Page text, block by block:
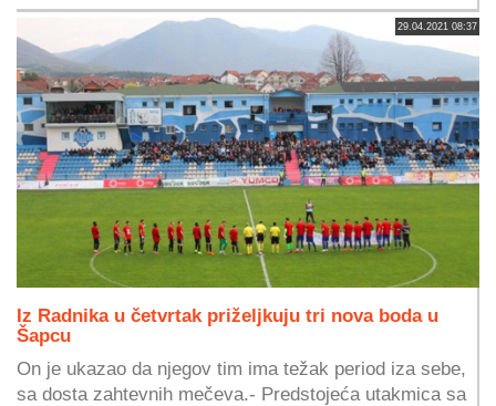
29.04.2021 08:37
Iz Radnika u četvrtak priželjkuju tri nova boda u
Šapcu
On je ukazao da njegov tim ima težak period iza sebe,
sa dosta zahtevnih mečeva.- Predstojeća utakmica sa